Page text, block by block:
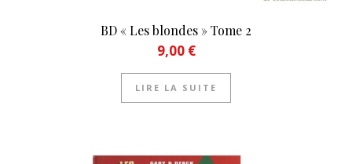
BD « Les blondes » Tome 2
9,00 €
LIRE LA SUITE